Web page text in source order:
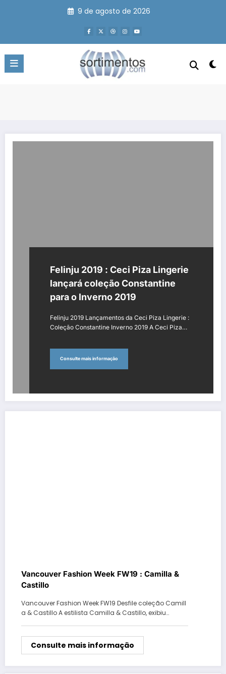
9 de agosto de 2026
Felinju 2019 : Ceci Piza Lingerie
lançará coleção Constantine
para o Inverno 2019
Felinju 2019 Lançamentos da Ceci Piza Lingerie :
Coleção Constantine Inverno 2019 A Ceci Piza…
Consulte mais informação
Vancouver Fashion Week FW19 : Camilla &
Castillo
Vancouver Fashion Week FW19 Desfile coleção Camill
a & Castillo A estilista Camilla & Castillo, exibiu…
Consulte mais informação